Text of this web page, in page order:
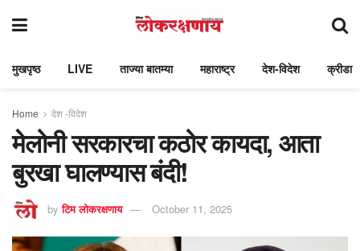
मुखपृष्ठ LIVE ताज्या बातम्या महाराष्ट्र देश-विदेश क्रीडा
Home देश -विदेश
मेलोनी सरकारचा कठोर कायदा, आता
बुरखा घालण्यास बंदी!
by टिम लोकरक्षणाय October 11, 2025